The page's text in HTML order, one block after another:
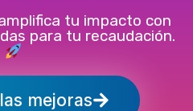
tu impacto con
para tu recaudación.
mejoras